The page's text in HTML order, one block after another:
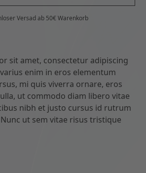
Versad ab 50€ Warenkorb
sit amet, consectetur adipiscing
enim in eros elementum
mi quis viverra ornare, eros
ut commodo diam libero vitae
nibh et justo cursus id rutrum
ut sem vitae risus tristique